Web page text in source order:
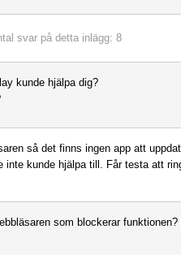
svar på detta inlägg: 8
kunde hjälpa dig?
så det finns ingen app att
inte kunde hjälpa till. Får testa att
som blockerar